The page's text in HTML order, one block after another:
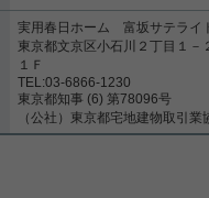
実用春日ホーム 富坂サテライ
東京都文京区小石川２丁目１－
１Ｆ
TEL:03-6866-1230
東京都知事 (6) 第78096号
（公社）東京都宅地建物取引業